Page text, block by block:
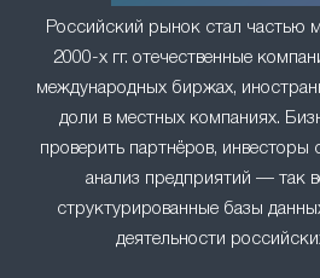
Российский рынок стал частью
2000-х гг. отечественные
международных биржах,
доли в местных компаниях.
проверить партнёров, инвесторы
анализ предприятий — так
структурированные базы
деятельности